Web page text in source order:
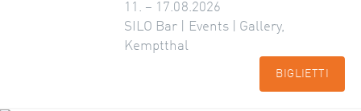
11. – 17.08.2026
SILO Bar | Events | Gallery,
Kemptthal
BIGLIETTI